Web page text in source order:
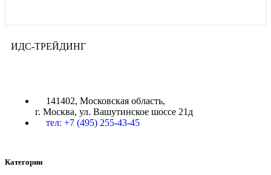
ИДС-ТРЕЙДИНГ
141402, Московская область,
г. Москва, ул. Вашутинское шоссе 21д
тел: +7 (495) 255-43-45
Категории